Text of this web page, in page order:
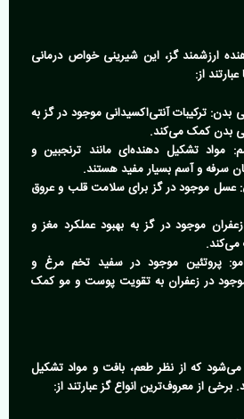
ارزشمند گز، این شیرینی خواص درمانی
از:
بدن: ترکیبات آنتی‌اکسیدانی موجود در گز به
بدن کمک می‌کند.
مواد تشکیل دهنده‌ای مانند ترنجبین و
سرفه و آسم بسیار مفید هستند.
عسل موجود در گز برای سلامت قلب و عروق
زعفران موجود در گز به بهبود عملکرد مغز و
پروتئین موجود در سفید تخم مرغ و
در زعفران به تقویت پوست و مو کمک
می‌شود که از نظر طعم، بافت و مواد تشکیل
از معروف‌ترین انواع گز عبارتند از: